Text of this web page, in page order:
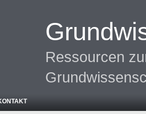
Ressourcen